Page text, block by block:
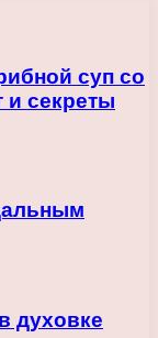
суп со
и секреты
духовке